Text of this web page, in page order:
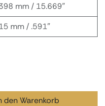
mm / 15.669″
mm / .591″
den Warenkorb